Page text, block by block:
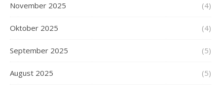
November 2025 (4)
Oktober 2025 (4)
September 2025 (5)
August 2025 (5)